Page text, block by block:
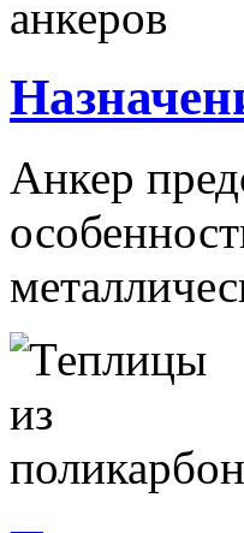
Анкер